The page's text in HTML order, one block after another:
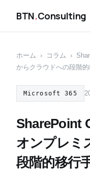
BTN.Consulting
ホーム › コラム ›
からクラウドへの段階
Microsoft 365
SharePoint
オンプレミ
段階的移行